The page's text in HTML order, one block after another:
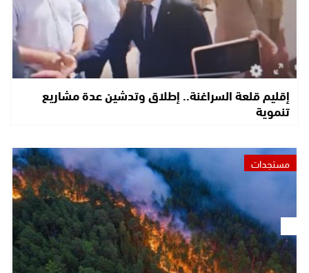
إقليم قلعة السراغنة.. إطلاق وتدشين عدة مشاريع
تنموية
مستجدات